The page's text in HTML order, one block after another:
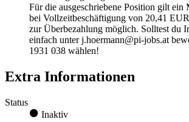
Für die ausgeschriebene Position gilt ein
bei Vollzeitbeschäftigung von 20,41
zur Überbezahlung möglich. Solltest du
einfach unter j.hoermann@pi-jobs.at
1931 038 wählen!
Extra Informationen
Status
Inaktiv